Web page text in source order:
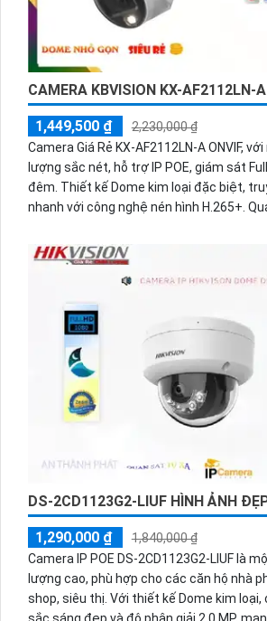
CAMERA KBVISION KX-AF2112LN-A
1,449,500 ₫
2,230,000 ₫
Camera Giá Rẻ KX-AF2112LN-A ONVIF,
lượng sắc nét, hỗ trợ IP POE, giám sát
đêm. Thiết kế Dome kim loại đặc biệt,
nhanh với công nghệ nén hình H.265+.
trong văn phòng, gia đình, cửa hàng. Góc
lượng màu sắc như ban ngày.
DS-2CD1123G2-LIUF HÌNH ẢNH
1,290,000 ₫
1,840,000 ₫
Camera IP POE DS-2CD1123G2-LIUF là
lượng cao, phù hợp cho các căn hộ nhà
shop, siêu thị. Với thiết kế Dome kim loại,
sắc sáng đẹp và độ phân giải 2.0 MP,